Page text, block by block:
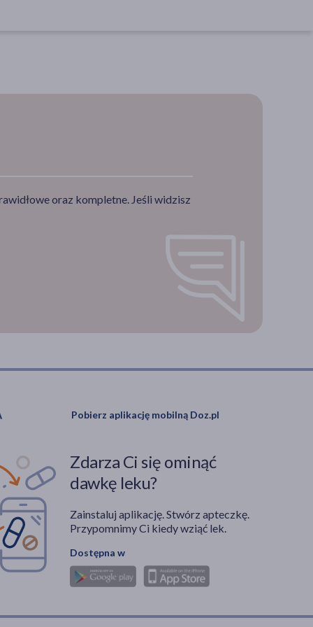
oraz kompletne. Jeśli widzisz
Pobierz aplikację mobilną Doz.pl
Zdarza Ci się ominąć
dawkę leku?
Zainstaluj aplikację. Stwórz apteczkę.
Przypomnimy Ci kiedy wziąć lek.
Dostępna w